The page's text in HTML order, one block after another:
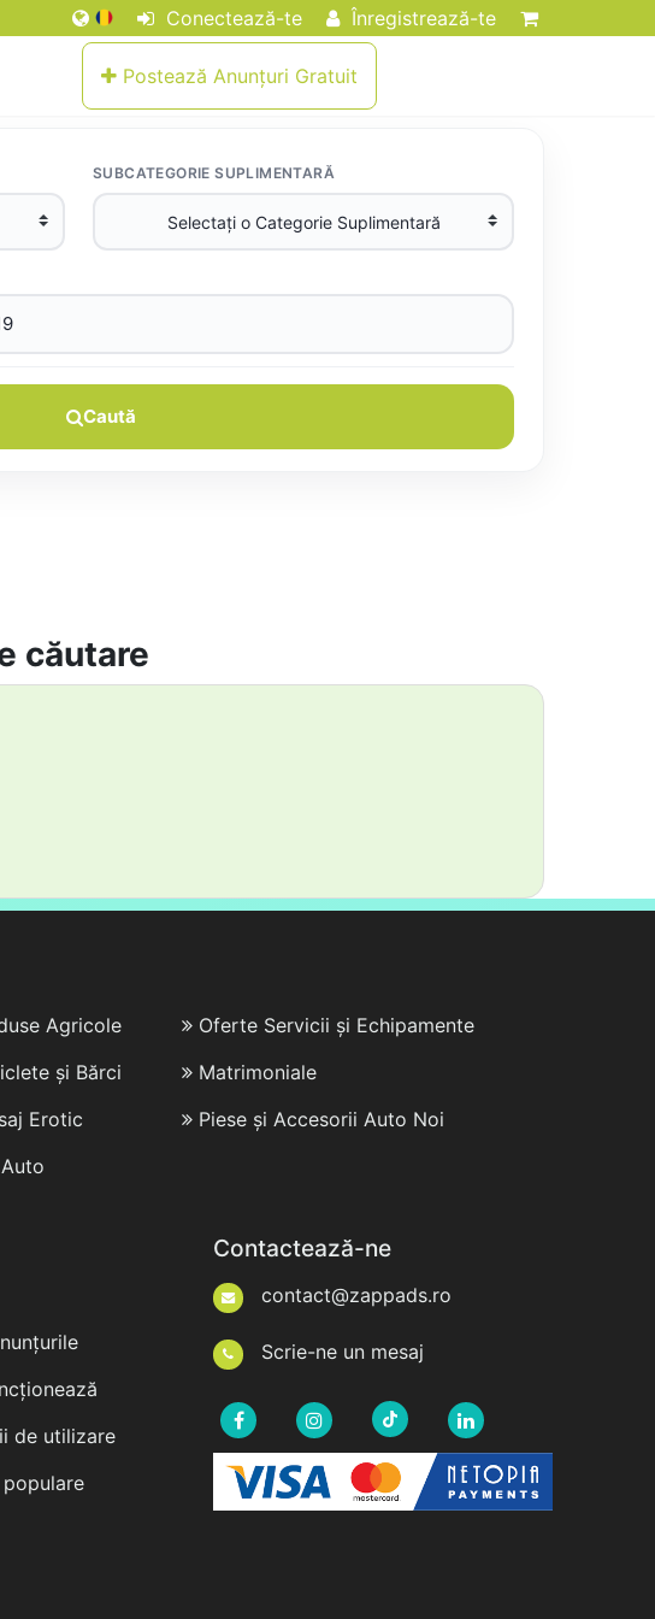
Conectează-te Înregistrează-te
Postează Anunțuri Gratuit
SUBCATEGORIE SUPLIMENTARĂ
Caută
căutare
Agricole
Oferte Servicii și Echipamente
și Bărci
Matrimoniale
Erotic
Piese și Accesorii Auto Noi
de utilizare
Contactează-ne
contact@zappads.ro
Scrie-ne un mesaj